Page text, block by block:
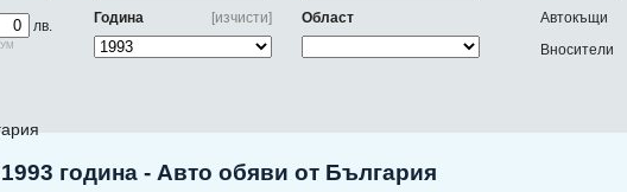
лв.
[изчисти]
Година Област
Автокъщи
Вносители
година - Авто обяви от България